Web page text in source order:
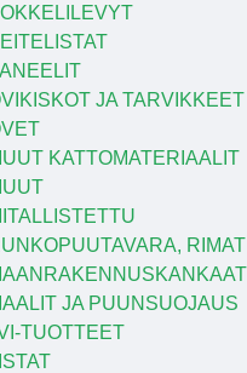
JA TARVIKKEET
KATTOMATERIAALIT
RIMAT
JA PUUNSUOJAUS
TUOTTEET